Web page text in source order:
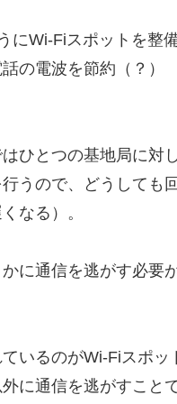
Wi-Fiスポットを整
電波を節約（？）
とつの基地局に対
ので、どうしても
なる）。
通信を逃がす必要
るのがWi-Fiスポッ
通信を逃がすこと